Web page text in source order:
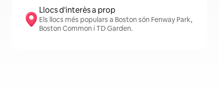
Llocs d'interès a prop
Els llocs més populars a Boston són Fenway Park,
Boston Common i TD Garden.